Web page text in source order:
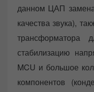
данном ЦАП
качества звука),
трансформатора
стабилизацию
MCU и большое
компонентов